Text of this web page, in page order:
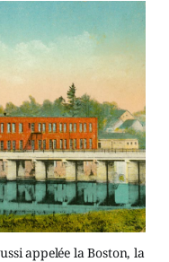
appelée la Boston, la